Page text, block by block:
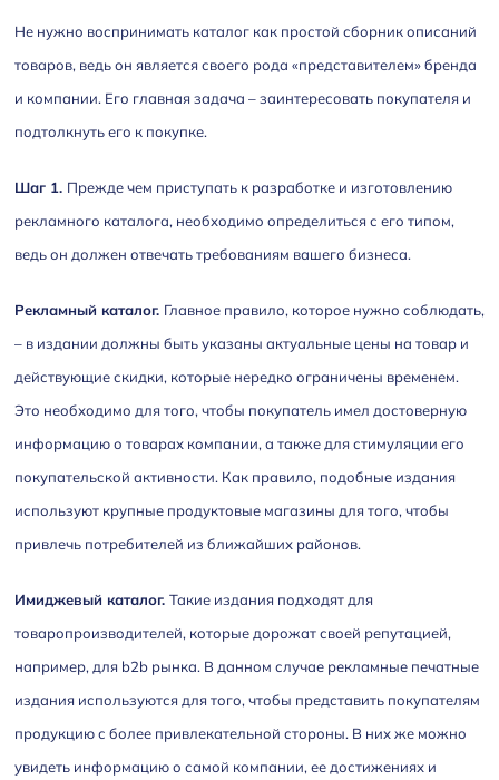
Не нужно воспринимать каталог как простой сборник описаний
товаров, ведь он является своего рода «представителем» бренда
и компании. Его главная задача – заинтересовать покупателя и
подтолкнуть его к покупке.
Шаг 1. Прежде чем приступать к разработке и изготовлению
рекламного каталога, необходимо определиться с его типом,
ведь он должен отвечать требованиям вашего бизнеса.
Рекламный каталог. Главное правило, которое нужно соблюдать,
– в издании должны быть указаны актуальные цены на товар и
действующие скидки, которые нередко ограничены временем.
Это необходимо для того, чтобы покупатель имел достоверную
информацию о товарах компании, а также для стимуляции его
покупательской активности. Как правило, подобные издания
используют крупные продуктовые магазины для того, чтобы
привлечь потребителей из ближайших районов.
Имиджевый каталог. Такие издания подходят для
товаропроизводителей, которые дорожат своей репутацией,
например, для b2b рынка. В данном случае рекламные печатные
издания используются для того, чтобы представить покупателям
продукцию с более привлекательной стороны. В них же можно
увидеть информацию о самой компании, ее достижениях и